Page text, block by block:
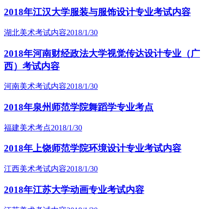
2018年江汉大学服装与服饰设计专业考试内容
湖北美术考试内容2018/1/30
2018年河南财经政法大学视觉传达设计专业（广
西）考试内容
河南美术考试内容2018/1/30
2018年泉州师范学院舞蹈学专业考点
福建美术考点2018/1/30
2018年上饶师范学院环境设计专业考试内容
江西美术考试内容2018/1/30
2018年江苏大学动画专业考试内容